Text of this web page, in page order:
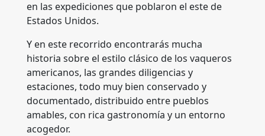
en las expediciones que poblaron el este de
Estados Unidos.
Y en este recorrido encontrarás mucha
historia sobre el estilo clásico de los vaqueros
americanos, las grandes diligencias y
estaciones, todo muy bien conservado y
documentado, distribuido entre pueblos
amables, con rica gastronomía y un entorno
acogedor.